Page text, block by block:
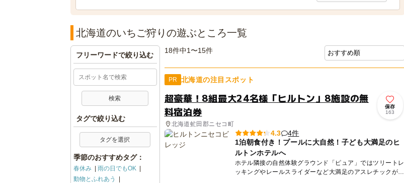
北海道のいちご狩りの遊ぶところ一覧
18件中1〜15件
PR 北海道の注目スポット
超豪華！8組最大24名様「ヒルトン」8施設の無
料宿泊券
北海道虻田郡ニセコ町
保存
163
4.3
4件
1泊朝食付き！プールに大自然！子ども大満足のヒ
ルトンホテルへ
ホテル隣接の自然体験グラウンド「ピュア」ではツリートレ
ッキングやレールスライダーなど大満足のアスレチックが遊
フリーワードで絞り込む
タグで絞り込む
タグを選択
季節のおすすめタグ：
春休み
雨の日でもOK
動物とふれあう